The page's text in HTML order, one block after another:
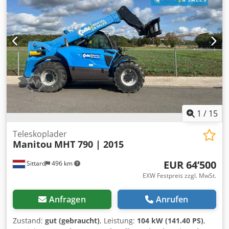
Tragfähigkeit und 6,8 m Hubhöhe bietet er Kraft, Stabilität
und Präzision. Ausgestattet mit einem Stage V Yanmar-
Dieselmotor, hydrostatischem Getriebe und Allradantrieb.
Vollständig CE-zertifiziert und sofort ab Lager Collé Rental
& Sales in Sittard verfügbar. === LIEFERUNG ===
Kranbeladung auf Anfrage für reibungslosen Versand
möglich. Flexible Versandoptionen, angepasst an Ziel und
Logistik. Alle Transporte werden professionell vom Collé
Rental & Sales Logistikteam abgewickelt.
Teleskop Geschw. Klasse: 20 Zustand Technisch: gut
Bereifung vorne Typ: Luft Bereifung vorne Grösse: 500 80
24 Bereifung vorne Zustand: 80 - 100% Bereifung hinten
Typ: Luft Bereifung hinten Grösse: 500 80 24 Bereifung
hinten Zustand: 80 - 100% 3. Ventil, Dcsdpfxsyfivks Aitsk
1 / 15
Sittard 496 km
Teleskoplader
Manitou MHT 790 | 2015
EUR 64’500
EXW Festpreis zzgl. MwSt.
Anfragen Anrufen
Zustand: gut (gebraucht), Leistung: 104 kW (141.40 PS),